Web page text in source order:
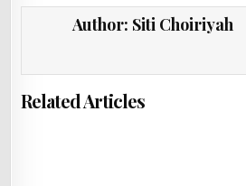
Author: Siti Choiriyah
Related Articles